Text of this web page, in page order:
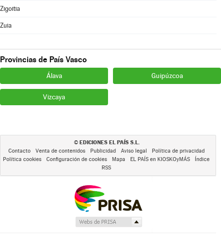
Zigoitia
Zuia
Provincias de País Vasco
Álava Guipúzcoa
Vizcaya
© EDICIONES EL PAÍS S.L.
Contacto Venta de contenidos Publicidad Aviso legal
Política de privacidad
Política cookies
Configuración de cookies Mapa EL PAÍS en KIOSKOyMÁS
Índice
RSS